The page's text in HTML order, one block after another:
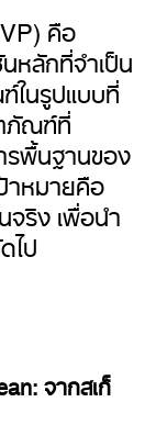
คือ
ลักที่จำเป็น
ในรูปแบบที่
ภัณฑ์ที่
พื้นฐานของ
าหมายคือ
ริง เพื่อนำ
ไป
จากสเก็